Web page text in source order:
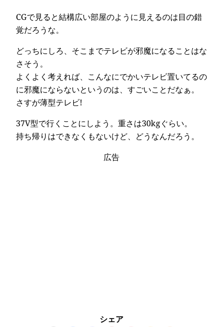
CGで見ると結構広い部屋のように見えるのは目の錯
覚だろうな。
どっちにしろ、そこまでテレビが邪魔になることはな
さそう。
よくよく考えれば、こんなにでかいテレビ置いてるの
に邪魔にならないというのは、すごいことだなぁ。
さすが薄型テレビ!
37V型で行くことにしよう。重さは30kgぐらい。
持ち帰りはできなくもないけど、どうなんだろう。
広告
シェア